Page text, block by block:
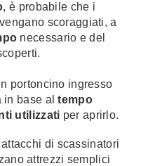
, è probabile che i
scoraggiati, a
necessario e del
portoncino ingresso
in base altempo
utilizzati per aprirlo.
di scassinatori
attrezzi semplici